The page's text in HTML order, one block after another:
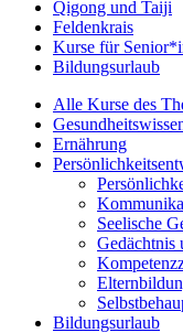
Qigong und Taiji
Feldenkrais
Kurse für
Bildungsurlaub
Alle Kurse des
Ernährung
Seelische
Gedächtnis
Bildungsurlaub